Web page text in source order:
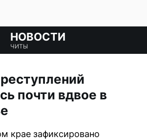
НОВОСТИ
ЧИТЫ
почти вдвое в
крае зафиксировано